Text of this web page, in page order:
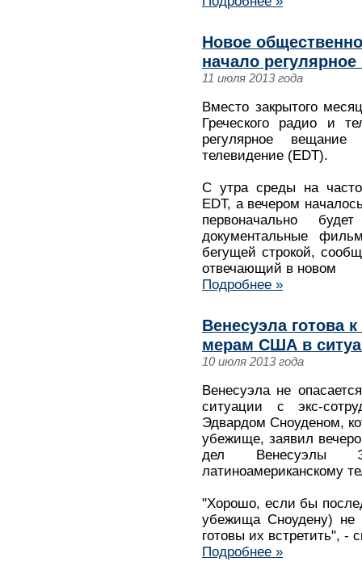
Новое
начало
11 июля 2013 года
Вместо закрытого
Греческого радио и
регулярное вещание
телевидение (EDT).
С утра среды на
EDT, а вечером
первоначально
документальные
бегущей строкой,
отвечающий в новом
Подробнее »
Венесуэла готова
мерам США в
10 июля 2013 года
Венесуэла не
ситуации с экс-
Эдвардом Сноуденом,
убежище, заявил
дел Венесуэлы
латиноамериканскому
"Хорошо, если бы
убежища Сноудену)
готовы их встретить", -
Подробнее »